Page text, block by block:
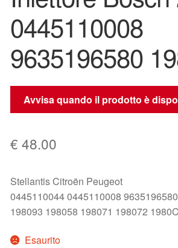
0445110008
9635196580
Avvisa quando il prodotto è
€ 48.00
Stellantis Citroën Peugeot
0445110044 0445110008
198093 198058 198071 198072
Esaurito